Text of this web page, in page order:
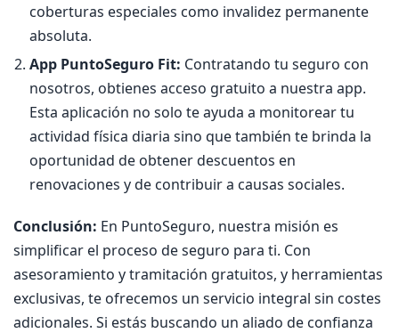
coberturas especiales como invalidez permanente
absoluta.
App PuntoSeguro Fit: Contratando tu seguro con
nosotros, obtienes acceso gratuito a nuestra app.
Esta aplicación no solo te ayuda a monitorear tu
actividad física diaria sino que también te brinda la
oportunidad de obtener descuentos en
renovaciones y de contribuir a causas sociales.
Conclusión: En PuntoSeguro, nuestra misión es
simplificar el proceso de seguro para ti. Con
asesoramiento y tramitación gratuitos, y herramientas
exclusivas, te ofrecemos un servicio integral sin costes
adicionales. Si estás buscando un aliado de confianza